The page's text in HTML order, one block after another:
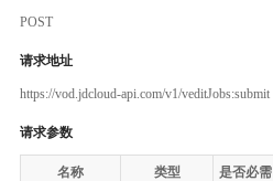
POST
请求地址
https://vod.jdcloud-api.com/v1/veditJobs:submit
请求参数
名称 类型 是否必需